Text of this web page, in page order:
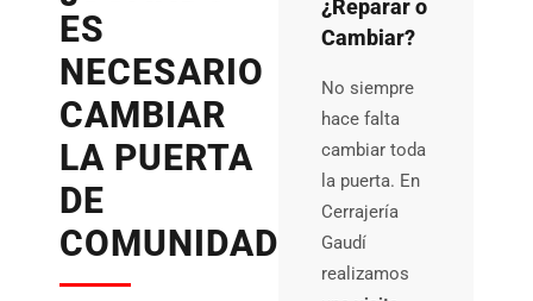
ES
NECESARIO
CAMBIAR
LA PUERTA
DE
COMUNIDAD?
¿Reparar o
Cambiar?
No siempre
hace falta
cambiar toda
la puerta. En
Cerrajería
Gaudí
realizamos